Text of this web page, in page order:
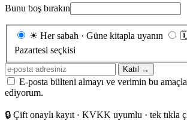
Bunu boş bırakın
Gönderim
sıklığı
☀ Her sabah · Güne kitapla uyanın 🗓
Pazartesi seçkisi
E-
posta
adresiniz
Katıl →
E-posta bülteni almayı ve verimin bu
ediyorum.
🔒 Çift onaylı kayıt · KVKK uyumlu · tek tıkla